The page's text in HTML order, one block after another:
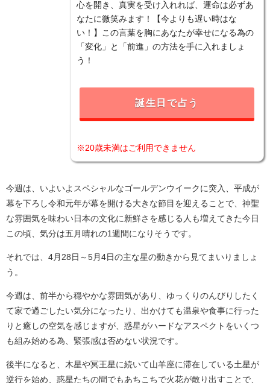
心を開き、真実を受け入れれば、運命は必ずあ
なたに微笑みます！【今よりも遅い時はな
い！】この言葉を胸にあなたが幸せになる為の
「変化」と「前進」の方法を手に入れましょ
う！
誕生日で占う
※20歳未満はご利用できません
今週は、いよいよスペシャルなゴールデンウイークに突入、平成が
幕を下ろし令和元年が幕を開ける大きな節目を迎えることで、神聖
な雰囲気を味わい日本の文化に新鮮さを感じる人も増えてきた今日
この頃、気分は五月晴れの1週間になりそうです。
それでは、4月28日～5月4日の主な星の動きから見てまいりましょ
う。
今週は、前半から穏やかな雰囲気があり、ゆっくりのんびりしたく
て家で過ごしたい気分になったり、出かけても温泉や食事に行った
りと癒しの空気を感じますが、惑星がハードなアスペクトをいくつ
も組み始める為、緊張感は否めない状況です。
後半になると、木星や冥王星に続いて山羊座に滞在している土星が
逆行を始め、惑星たちの間でもあちこちで火花が散り出すことで、